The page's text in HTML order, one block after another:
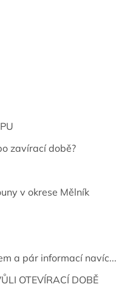
zavírací době?
v okrese Mělník
a pár informací navíc...
OTEVÍRACÍ DOBĚ